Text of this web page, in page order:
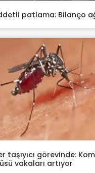
patlama: Bilanço
taşıyıcı görevinde:
vakaları artıyor